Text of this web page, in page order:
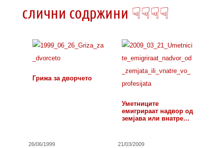
слични содржини ☟☟☟☟
Грижа за дворчето
26/06/1999
Уметниците
емигрираат надвор од
земјава или внатре…
21/03/2009